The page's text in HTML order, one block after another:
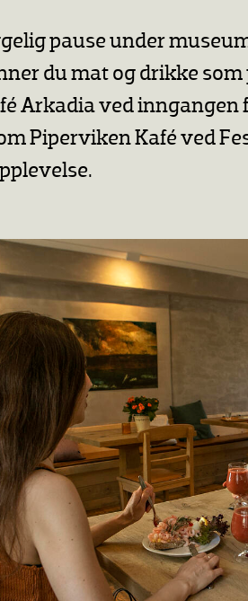
pause under
du mat og drikke
Arkadia ved inngangen
Piperviken Kafé ved